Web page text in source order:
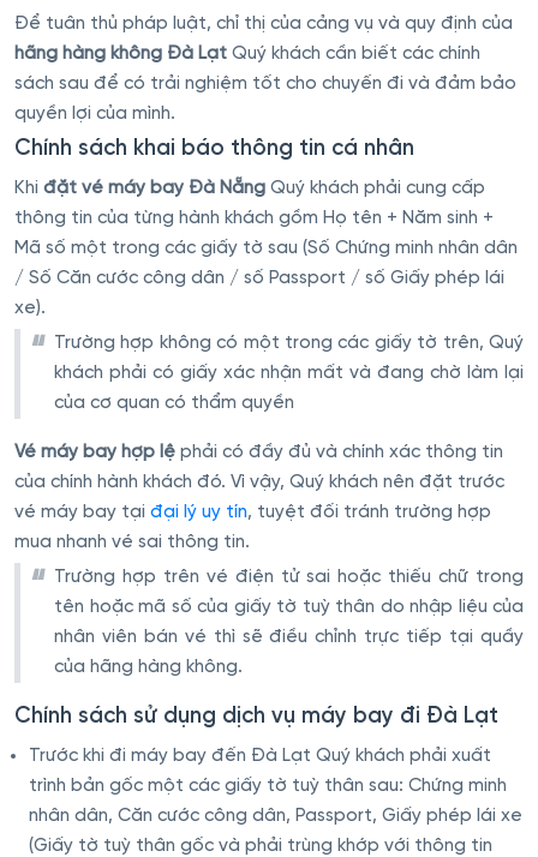
Để tuân thủ pháp luật, chỉ thị của cảng vụ và quy định của
hãng hàng không Đà Lạt Quý khách cần biết các chính
sách sau để có trải nghiệm tốt cho chuyến đi và đảm bảo
quyền lợi của mình.
Chính sách khai báo thông tin cá nhân
Khi đặt vé máy bay Đà Nẵng Quý khách phải cung cấp
thông tin của từng hành khách gồm Họ tên + Năm sinh +
Mã số một trong các giấy tờ sau (Số Chứng minh nhân dân
/ Số Căn cước công dân / số Passport / số Giấy phép lái
xe).
Trường hợp không có một trong các giấy tờ trên, Quý
khách phải có giấy xác nhận mất và đang chờ làm lại
của cơ quan có thẩm quyền
Vé máy bay hợp lệ phải có đầy đủ và chính xác thông tin
của chính hành khách đó. Vì vậy, Quý khách nên đặt trước
vé máy bay tại đại lý uy tín, tuyệt đối tránh trường hợp
mua nhanh vé sai thông tin.
Trường hợp trên vé điện tử sai hoặc thiếu chữ trong
tên hoặc mã số của giấy tờ tuỳ thân do nhập liệu của
nhân viên bán vé thì sẽ điều chỉnh trực tiếp tại quầy
của hãng hàng không.
Chính sách sử dụng dịch vụ máy bay đi Đà Lạt
Trước khi đi máy bay đến Đà Lạt Quý khách phải xuất
trình bản gốc một các giấy tờ tuỳ thân sau: Chứng minh
nhân dân, Căn cước công dân, Passport, Giấy phép lái xe
(Giấy tờ tuỳ thân gốc và phải trùng khớp với thông tin